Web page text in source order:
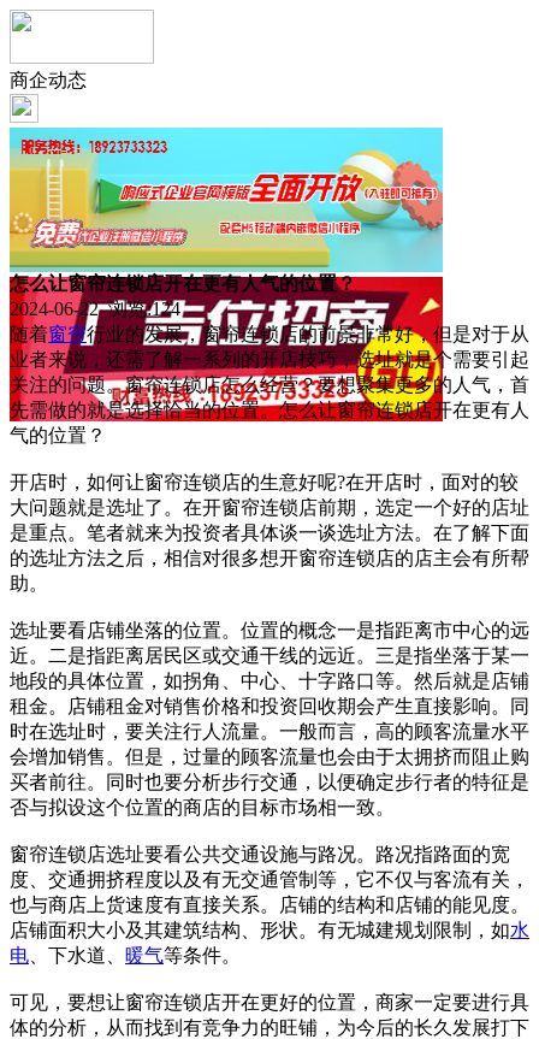
商企动态
怎么让窗帘连锁店开在更有人气的位置？
2024-06-22 浏览:124
随着窗帘行业的发展，窗帘连锁店的前景非常好，但是对于从
业者来说，还需了解一系列的开店技巧，选址就是个需要引起
关注的问题。窗帘连锁店怎么经营？要想聚集更多的人气，首
先需做的就是选择恰当的位置。怎么让窗帘连锁店开在更有人
气的位置？
开店时，如何让窗帘连锁店的生意好呢?在开店时，面对的较
大问题就是选址了。在开窗帘连锁店前期，选定一个好的店址
是重点。笔者就来为投资者具体谈一谈选址方法。在了解下面
的选址方法之后，相信对很多想开窗帘连锁店的店主会有所帮
助。
选址要看店铺坐落的位置。位置的概念一是指距离市中心的远
近。二是指距离居民区或交通干线的远近。三是指坐落于某一
地段的具体位置，如拐角、中心、十字路口等。然后就是店铺
租金。店铺租金对销售价格和投资回收期会产生直接影响。同
时在选址时，要关注行人流量。一般而言，高的顾客流量水平
会增加销售。但是，过量的顾客流量也会由于太拥挤而阻止购
买者前往。同时也要分析步行交通，以便确定步行者的特征是
否与拟设这个位置的商店的目标市场相一致。
窗帘连锁店选址要看公共交通设施与路况。路况指路面的宽
度、交通拥挤程度以及有无交通管制等，它不仅与客流有关，
也与商店上货速度有直接关系。店铺的结构和店铺的能见度。
店铺面积大小及其建筑结构、形状。有无城建规划限制，如水
电 、下水道、 暖气等条件。
可见，要想让窗帘连锁店开在更好的位置，商家一定要进行具
体的分析，从而找到有竞争力的旺铺，为今后的长久发展打下